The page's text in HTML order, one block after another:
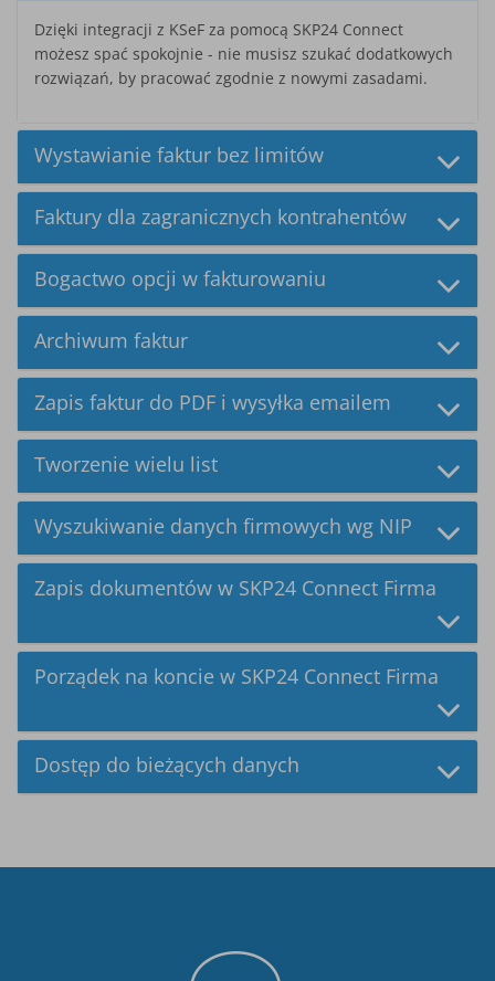
Dzięki integracji z KSeF za pomocą SKP24 Connect
możesz spać spokojnie - nie musisz szukać dodatkowych
rozwiązań, by pracować zgodnie z nowymi zasadami.
Wystawianie faktur bez limitów
Faktury dla zagranicznych kontrahentów
Bogactwo opcji w fakturowaniu
Archiwum faktur
Zapis faktur do PDF i wysyłka emailem
Tworzenie wielu list
Wyszukiwanie danych firmowych wg NIP
Zapis dokumentów w SKP24 Connect Firma
Porządek na koncie w SKP24 Connect Firma
Dostęp do bieżących danych